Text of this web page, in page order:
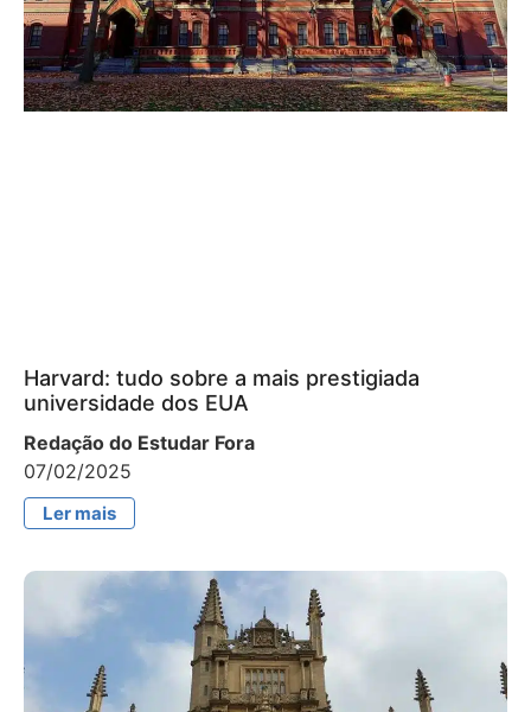
Harvard: tudo sobre a mais prestigiada
universidade dos EUA
Redação do Estudar Fora
07/02/2025
Ler mais